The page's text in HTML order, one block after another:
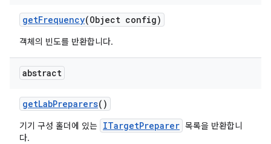
getFrequency(Object config)
객체의 빈도를 반환합니다.
abstract
getLabPreparers()
기기 구성 홀더에 있는 ITargetPreparer 목록을 반환합니
다.